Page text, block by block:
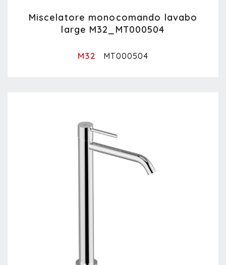
Miscelatore monocomando lavabo
large M32_MT000504
M32 MT000504